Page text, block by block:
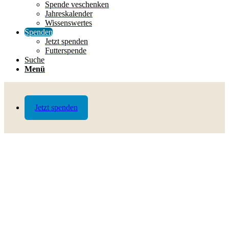
Jetzt spenden
Spende veschenken
Jahreskalender
Wissenswertes
Spenden
Jetzt spenden
Futterspende
Suche
Menü